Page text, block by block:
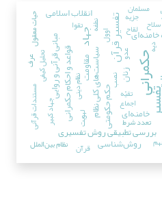
حکمرانی
تفسیر قرآن جهاد
زنان
حکم حکومتی
بررسی تطبیقی روش تفسیری
قواعد و احکام حکمرانیسیاست‌های کلی نظام مبانی قرآنی و روایی خامنه‌ای
روش‌شناسی
خامنه‌ای
انقلاب اسلامی
مقاومت
تعدد شرط
لقاح
اجماع
سلاح
تحلیل کیفی
مستندات قرآنی
حیات معقول اوول
نظام دینی
دیه
جهاد کبیر
نظام بین‌الملل
تقیّه
مسلمان
نصب
عدو
لهویت
تقوا نطفه
عرف
قرآن
جزیه